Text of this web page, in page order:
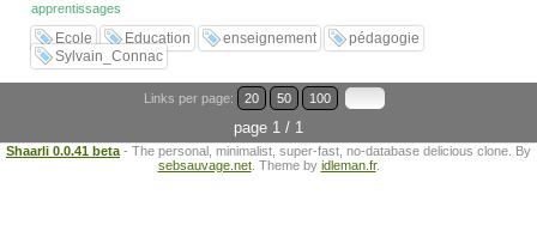
apprentissages
Ecole Education enseignement
pédagogie
Sylvain_Connac
Links per page: 20 50 100
page 1 / 1
Shaarli 0.0.41 beta - The personal, minimalist, super-fast, no-database delicious clone. By
sebsauvage.net. Theme by idleman.fr.